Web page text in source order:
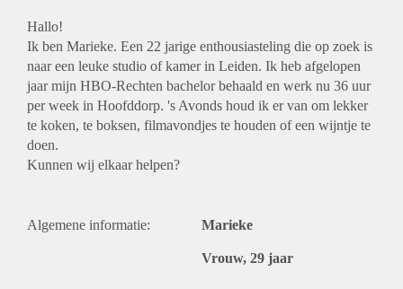
Hallo!
Ik ben Marieke. Een 22 jarige enthousiasteling die op zoek is
naar een leuke studio of kamer in Leiden. Ik heb afgelopen
jaar mijn HBO-Rechten bachelor behaald en werk nu 36 uur
per week in Hoofddorp. 's Avonds houd ik er van om lekker
te koken, te boksen, filmavondjes te houden of een wijntje te
doen.
Kunnen wij elkaar helpen?
Algemene informatie: Marieke
Vrouw, 29 jaar